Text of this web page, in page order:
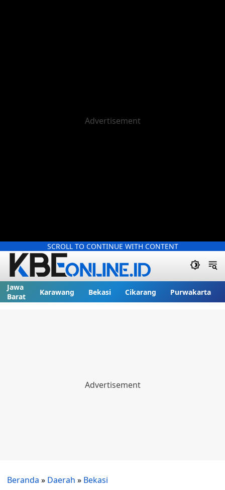
SCROLL TO CONTINUE WITH CONTENT
Jawa
Barat
Karawang Bekasi Cikarang Purwakarta
Beranda » Daerah » Bekasi